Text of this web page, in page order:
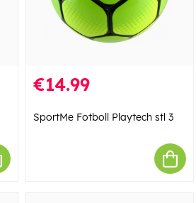
€14.99
SportMe Fotboll Playtech stl 3